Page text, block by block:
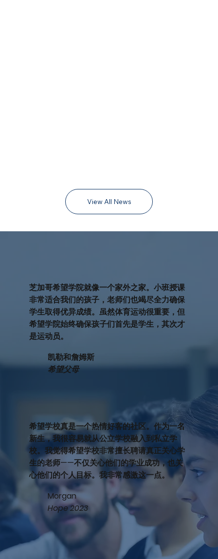
View All News
芝加哥希望学院就像一个家外之家。小班授课
非常适合我们的孩子，老师们也竭尽全力确保
学生取得优异成绩。虽然体育运动很重要，但
希望学院始终确保孩子们首先是学生，其次才
是运动员。
凯勒和詹姆斯
希望父母
希望学校真是一个热情好客的社区。作为一名
新生，我很容易就从公立学校融入到私立学
校。我觉得希望学校非常擅长聘请真正关心学
生的老师——不仅关心他们的学业成功，也关
心他们的个人目标。我非常感激这一点。
Morgan
Hope 2023